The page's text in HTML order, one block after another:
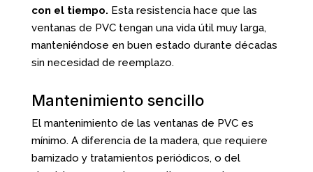
con el tiempo. Esta resistencia hace que las
ventanas de PVC tengan una vida útil muy larga,
manteniéndose en buen estado durante décadas
sin necesidad de reemplazo.
Mantenimiento sencillo
El mantenimiento de las ventanas de PVC es
mínimo. A diferencia de la madera, que requiere
barnizado y tratamientos periódicos, o del